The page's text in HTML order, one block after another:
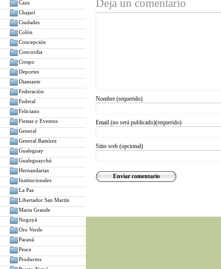
Caza
Chajarí
Ciudades
Colón
Concepción
Concordia
Crespo
Deportes
Diamante
Federación
Federal
Feliciano
Fiestas y Eventos
General
General Ramírez
Gualeguay
Gualeguaychú
Hernandarias
Institucionales
La Paz
Libertador San Martín
Maria Grande
Nogoyá
Oro Verde
Paraná
Pesca
Productos
Deja un comentario
Nombre (requerido)
Email (no será publicado)(requerido)
Sitio web (opcional)